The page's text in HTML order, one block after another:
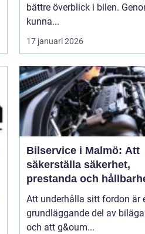
bättre överblick i bilen.
kunna...
17 januari 2026
Bilservice i Malmö: Att
säkerställa säkerhet,
prestanda och
Att underhålla sitt fordon är
grundläggande del av
och att g&oum...